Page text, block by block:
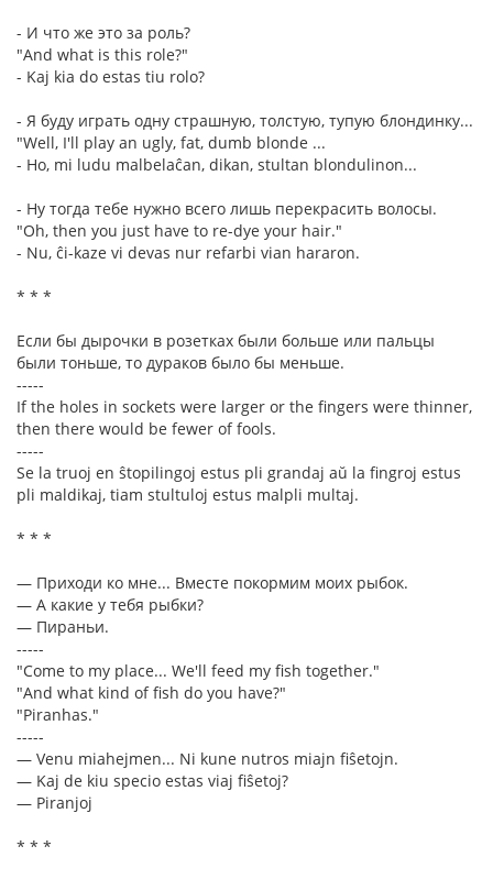
- И что же это за pоль?
"And what is this role?"
- Kaj kia do estas tiu rolo?
- Я буду играть одну стpашную, толстую, тупую блондинку...
"Well, I'll play an ugly, fat, dumb blonde ...
- Ho, mi ludu malbelaĉan, dikan, stultan blondulinon...
- Ну тогда тебе нужно всего лишь перекрасить волосы.
"Oh, then you just have to re-dye your hair."
- Nu, ĉi-kaze vi devas nur refarbi vian hararon.
* * *
Если бы дырочки в розетках были больше или пальцы
были тоньше, то дураков было бы меньше.
-----
If the holes in sockets were larger or the fingers were thinner,
then there would be fewer of fools.
-----
Se la truoj en ŝtopilingoj estus pli grandaj aŭ la fingroj estus
pli maldikaj, tiam stultuloj estus malpli multaj.
* * *
— Приходи ко мне... Вместе покормим моих рыбок.
— А какие у тебя рыбки?
— Пираньи.
-----
"Come to my place... We'll feed my fish together."
"And what kind of fish do you have?"
"Piranhas."
-----
— Venu miahejmen... Ni kune nutros miajn fiŝetojn.
— Kaj de kiu specio estas viaj fiŝetoj?
— Piranjoj
* * *